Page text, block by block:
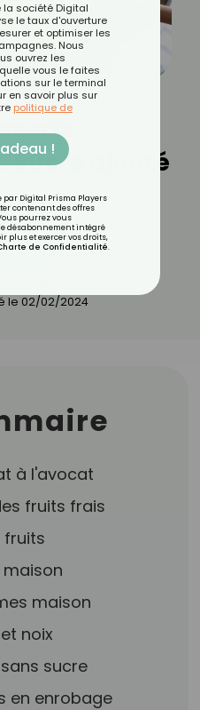
sucre ajouté
CROQ
le 02/02/2024
à l'avocat
fruits frais
fruits
maison
noix
sucre
en enrobage
la société Digital
le taux d'ouverture
et optimiser les
Nous
ouvrez les
vous le faites
sur le terminal
en savoir plus sur
politique de
!
par Digital Prisma Players
contenant des offres
pourrez vous
désabonnement intégré
plus et exercer vos droits,
de Confidentialité.